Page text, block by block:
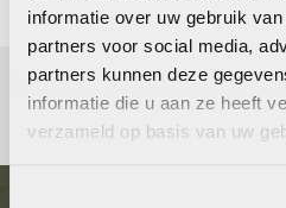
informatie over uw gebruik
partners voor social media,
partners kunnen deze
informatie die u aan ze heeft
verzameld op basis van uw